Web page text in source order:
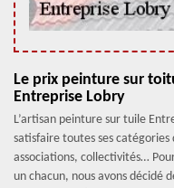
Le prix peinture sur
Entreprise Lobry
L’artisan peinture sur tuile
satisfaire toutes ses
associations, collectivités…
un chacun, nous avons décidé